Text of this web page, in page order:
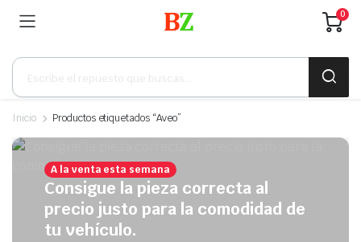
0
Búsqueda
productos
Inicio Productos etiquetados “Aveo”
A la venta esta semana
Consigue la pieza correcta al
precio justo para la comodidad de
tu vehículo.